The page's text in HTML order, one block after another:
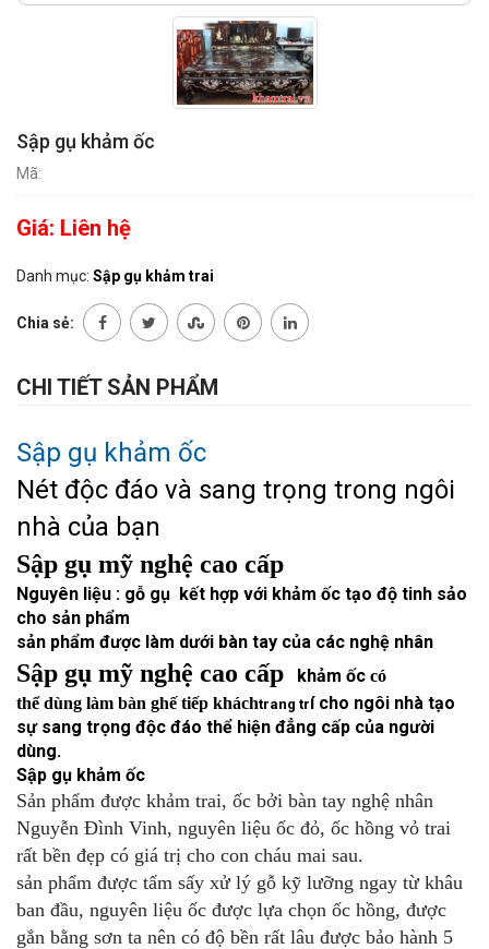
Sập gụ khảm ốc
Mã:
Giá: Liên hệ
Danh mục: Sập gụ khảm trai
Chia sẻ:
CHI TIẾT SẢN PHẨM
Sập gụ khảm ốc
Nét độc đáo và sang trọng trong ngôi
nhà của bạn
Sập gụ mỹ nghệ cao cấp
Nguyên liệu : gỗ gụ kết hợp với khảm ốc tạo độ tinh sảo
cho sản phẩm
sản phẩm được làm dưới bàn tay của các nghệ nhân
Sập gụ mỹ nghệ cao cấp khảm ốc có
thể dùng làm bàn ghế tiếp kháchtrang trí cho ngôi nhà tạo
sự sang trọng độc đáo thể hiện đẳng cấp của người
dùng.
Sập gụ khảm ốc
Sản phẩm được khảm trai, ốc bởi bàn tay nghệ nhân
Nguyễn Đình Vinh, nguyên liệu ốc đỏ, ốc hồng vỏ trai
rất bền đẹp có giá trị cho con cháu mai sau.
sản phẩm được tẩm sấy xử lý gỗ kỹ lưỡng ngay từ khâu
ban đầu, nguyên liệu ốc được lựa chọn ốc hồng, được
gắn bằng sơn ta nên có độ bền rất lâu được bảo hành 5